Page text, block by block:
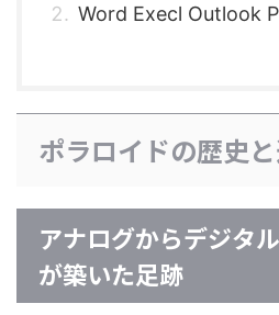
Word Execl Outlook
ポラロイドの歴史
アナログからデジタ
が築いた足跡